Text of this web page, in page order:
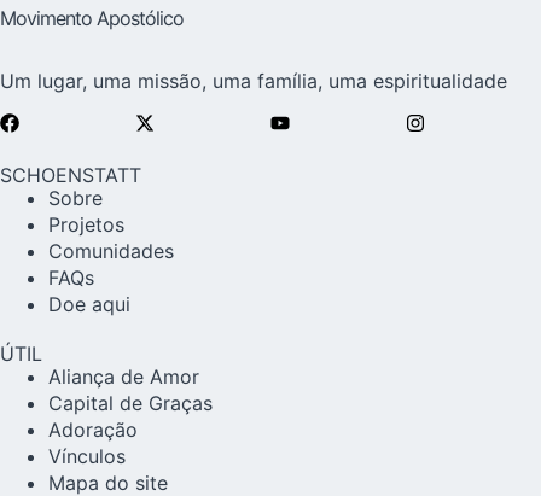
Movimento Apostólico
Um lugar, uma missão, uma família, uma espiritualidade
SCHOENSTATT
Sobre
Projetos
Comunidades
FAQs
Doe aqui
ÚTIL
Aliança de Amor
Capital de Graças
Adoração
Vínculos
Mapa do site